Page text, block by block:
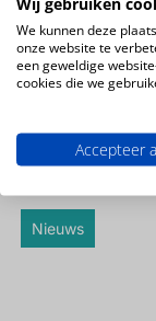
Napels in de
Nieuws
We kunnen deze
onze website te
een geweldige
cookies die we
Accepteer